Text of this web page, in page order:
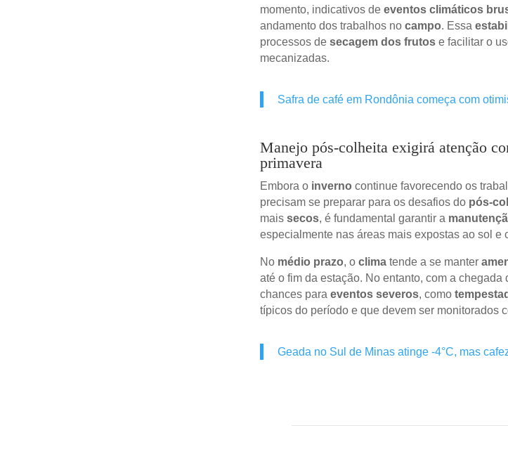
momento, indicativos de eventos climáticos
andamento dos trabalhos no campo. Essa
processos de secagem dos frutose facilitar o
mecanizadas.
Safra de café em Rondônia começa com
Manejo pós-colheita exigirá atenção
primavera
Embora o inverno continue favorecendo os
precisam se preparar para os desafios do pós-
mais secos, é fundamental garantir a
especialmente nas áreas mais expostas ao sol e
No médio prazo, o climatende a se manter
até o fim da estação. No entanto, com a chegada
chances para eventos severos, como
típicos do período e que devem ser monitorados
Geada no Sul de Minas atinge -4°C, mas